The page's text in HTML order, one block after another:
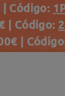
| Código:
| Código:
|